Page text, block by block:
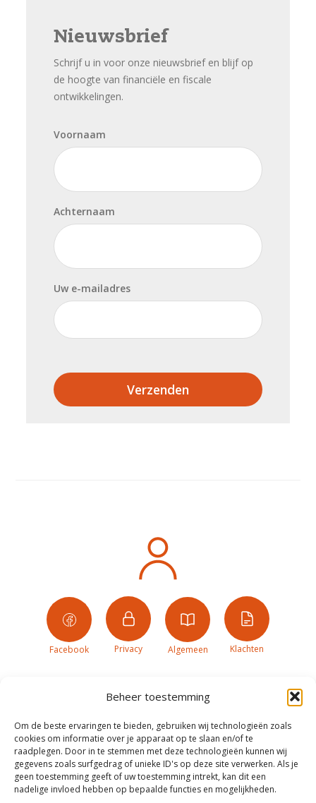
Beheer toestemming
Om de beste ervaringen te bieden, gebruiken wij technologieën zoals
cookies om informatie over je apparaat op te slaan en/of te
raadplegen. Door in te stemmen met deze technologieën kunnen wij
gegevens zoals surfgedrag of unieke ID's op deze site verwerken. Als je
geen toestemming geeft of uw toestemming intrekt, kan dit een
nadelige invloed hebben op bepaalde functies en mogelijkheden.
Nieuwsbrief
Schrijf u in voor onze nieuwsbrief en blijf op
de hoogte van financiële en fiscale
ontwikkelingen.
Voornaam
Achternaam
Uw e-mailadres
Verzenden
Facebook Privacy Algemeen Klachten